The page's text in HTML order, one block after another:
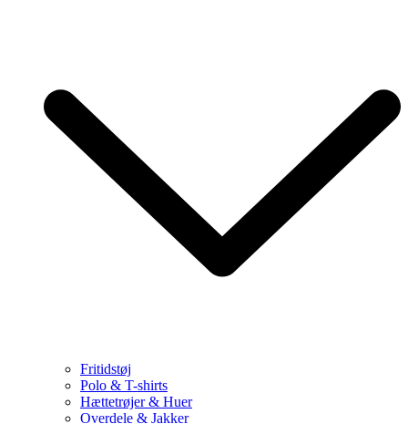
Fritidstøj
Polo & T-shirts
Hættetrøjer & Huer
Overdele & Jakker